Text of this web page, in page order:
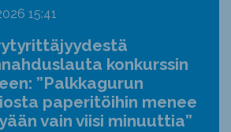
15:41
konkurssin
”Palkkagurun
paperitöihin menee
vain viisi minuuttia”